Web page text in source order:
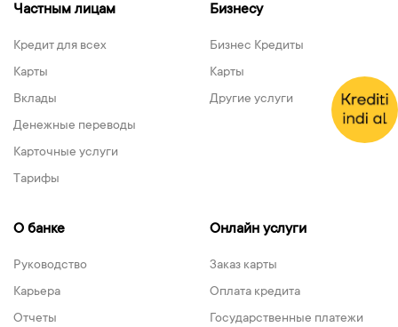
Частным лицам
Кредит для всех
Карты
Вклады
Денежные переводы
Карточные услуги
Тарифы
Бизнесу
Бизнес Кредиты
Карты
Другие услуги
О банке
Руководство
Карьера
Отчеты
Онлайн услуги
Заказ карты
Оплата кредита
Государственные платежи